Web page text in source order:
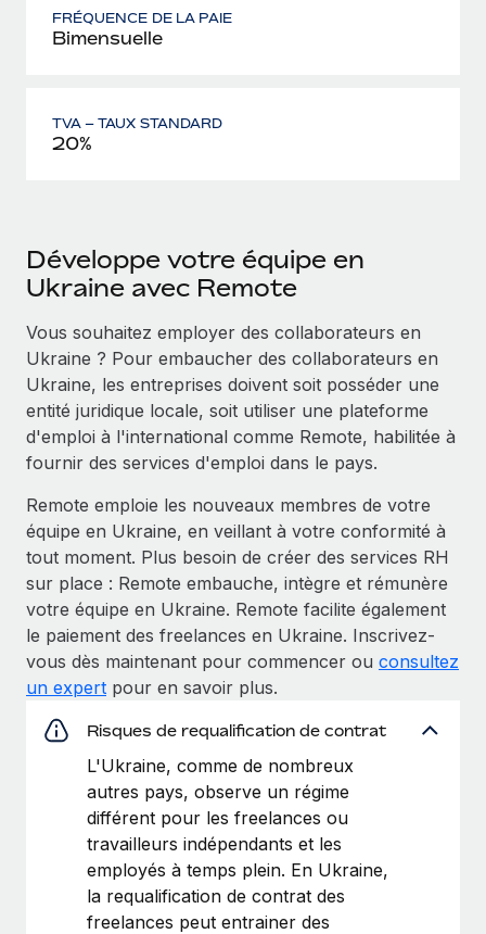
FRÉQUENCE DE LA PAIE
Bimensuelle
TVA – TAUX STANDARD
20%
Développe votre équipe en
Ukraine avec Remote
Vous souhaitez employer des collaborateurs en
Ukraine ? Pour embaucher des collaborateurs en
Ukraine, les entreprises doivent soit posséder une
entité juridique locale, soit utiliser une plateforme
d'emploi à l'international comme Remote, habilitée à
fournir des services d'emploi dans le pays.
Remote emploie les nouveaux membres de votre
équipe en Ukraine, en veillant à votre conformité à
tout moment. Plus besoin de créer des services RH
sur place : Remote embauche, intègre et rémunère
votre équipe en Ukraine. Remote facilite également
le paiement des freelances en Ukraine. Inscrivez-
vous dès maintenant pour commencer ou consultez
un expert pour en savoir plus.
Risques de requalification de contrat
L'Ukraine, comme de nombreux
autres pays, observe un régime
différent pour les freelances ou
travailleurs indépendants et les
employés à temps plein. En Ukraine,
la requalification de contrat des
freelances peut entrainer des